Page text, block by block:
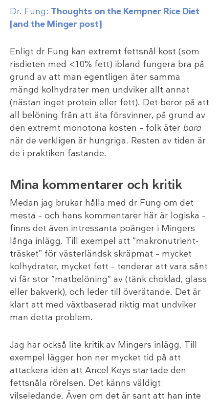
Dr. Fung: Thoughts on the Kempner Rice Diet
[and the Minger post]
Enligt dr Fung kan extremt fettsnål kost (som
risdieten med <10% fett) ibland fungera bra på
grund av att man egentligen äter samma
mängd kolhydrater men undviker allt annat
(nästan inget protein eller fett). Det beror på att
all belöning från att äta försvinner, på grund av
den extremt monotona kosten – folk äter bara
när de verkligen är hungriga. Resten av tiden är
de i praktiken fastande.
Mina kommentarer och kritik
Medan jag brukar hålla med dr Fung om det
mesta – och hans kommentarer här är logiska –
finns det även intressanta poänger i Mingers
långa inlägg. Till exempel att ”makronutrient-
träsket” för västerländsk skräpmat – mycket
kolhydrater, mycket fett – tenderar att vara sånt
vi får stor ”matbelöning” av (tänk choklad, glass
eller bakverk), och leder till överätande. Det är
klart att med växtbaserad riktig mat undviker
man detta problem.
Jag har också lite kritik av Mingers inlägg. Till
exempel lägger hon ner mycket tid på att
attackera idén att Ancel Keys startade den
fettsnåla rörelsen. Det känns väldigt
vilseledande. Även om det är sant att han inte